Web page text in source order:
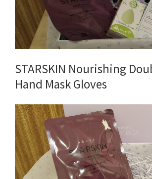
STARSKIN Nourishing
Hand Mask Gloves